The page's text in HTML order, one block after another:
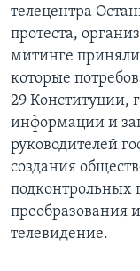
телецентра
протеста,
митинге приняли
которые
29 Конституции,
информации и
руководителей
создания
подконтрольных
преобразования
телевидение.